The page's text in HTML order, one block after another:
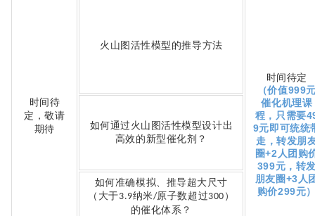
时间待
定，敬请
期待
时间待定
（价值999
催化机理课
程，只需要
9元即可统统
走，转发朋
圈+2人团购
399元，转
朋友圈+3人
购价299元
火山图活性模型的推导方法
如何通过火山图活性模型设计出
高效的新型催化剂？
如何准确模拟、推导超大尺寸
（大于3.9纳米/原子数超过300 ）
的催化体系？